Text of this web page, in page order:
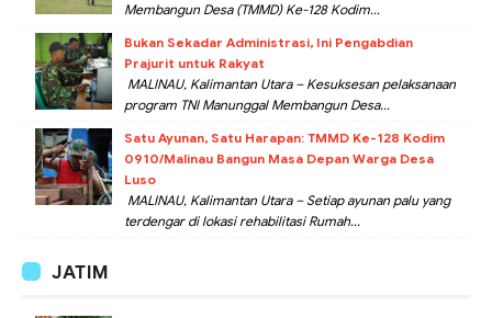
Membangun Desa (TMMD) Ke-128 Kodim...
Bukan Sekadar Administrasi, Ini Pengabdian
Prajurit untuk Rakyat
MALINAU, Kalimantan Utara – Kesuksesan pelaksanaan
program TNI Manunggal Membangun Desa...
Satu Ayunan, Satu Harapan: TMMD Ke-128 Kodim
0910/Malinau Bangun Masa Depan Warga Desa
Luso
MALINAU, Kalimantan Utara – Setiap ayunan palu yang
terdengar di lokasi rehabilitasi Rumah...
JATIM